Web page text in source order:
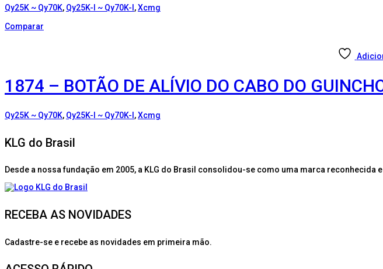
Qy25K ~ Qy70K, Qy25K-I ~ Qy70K-I ,Xcmg
Comparar
1874 – BOTÃO DE ALÍVIO DO CABO DO
Qy25K ~ Qy70K, Qy25K-I ~ Qy70K-I ,Xcmg
KLG do Brasil
Desde a nossa fundação em 2005, a KLG do Brasil consolidou-se como uma marca
RECEBA AS NOVIDADES
Cadastre-se e recebe as novidades em primeira mão.